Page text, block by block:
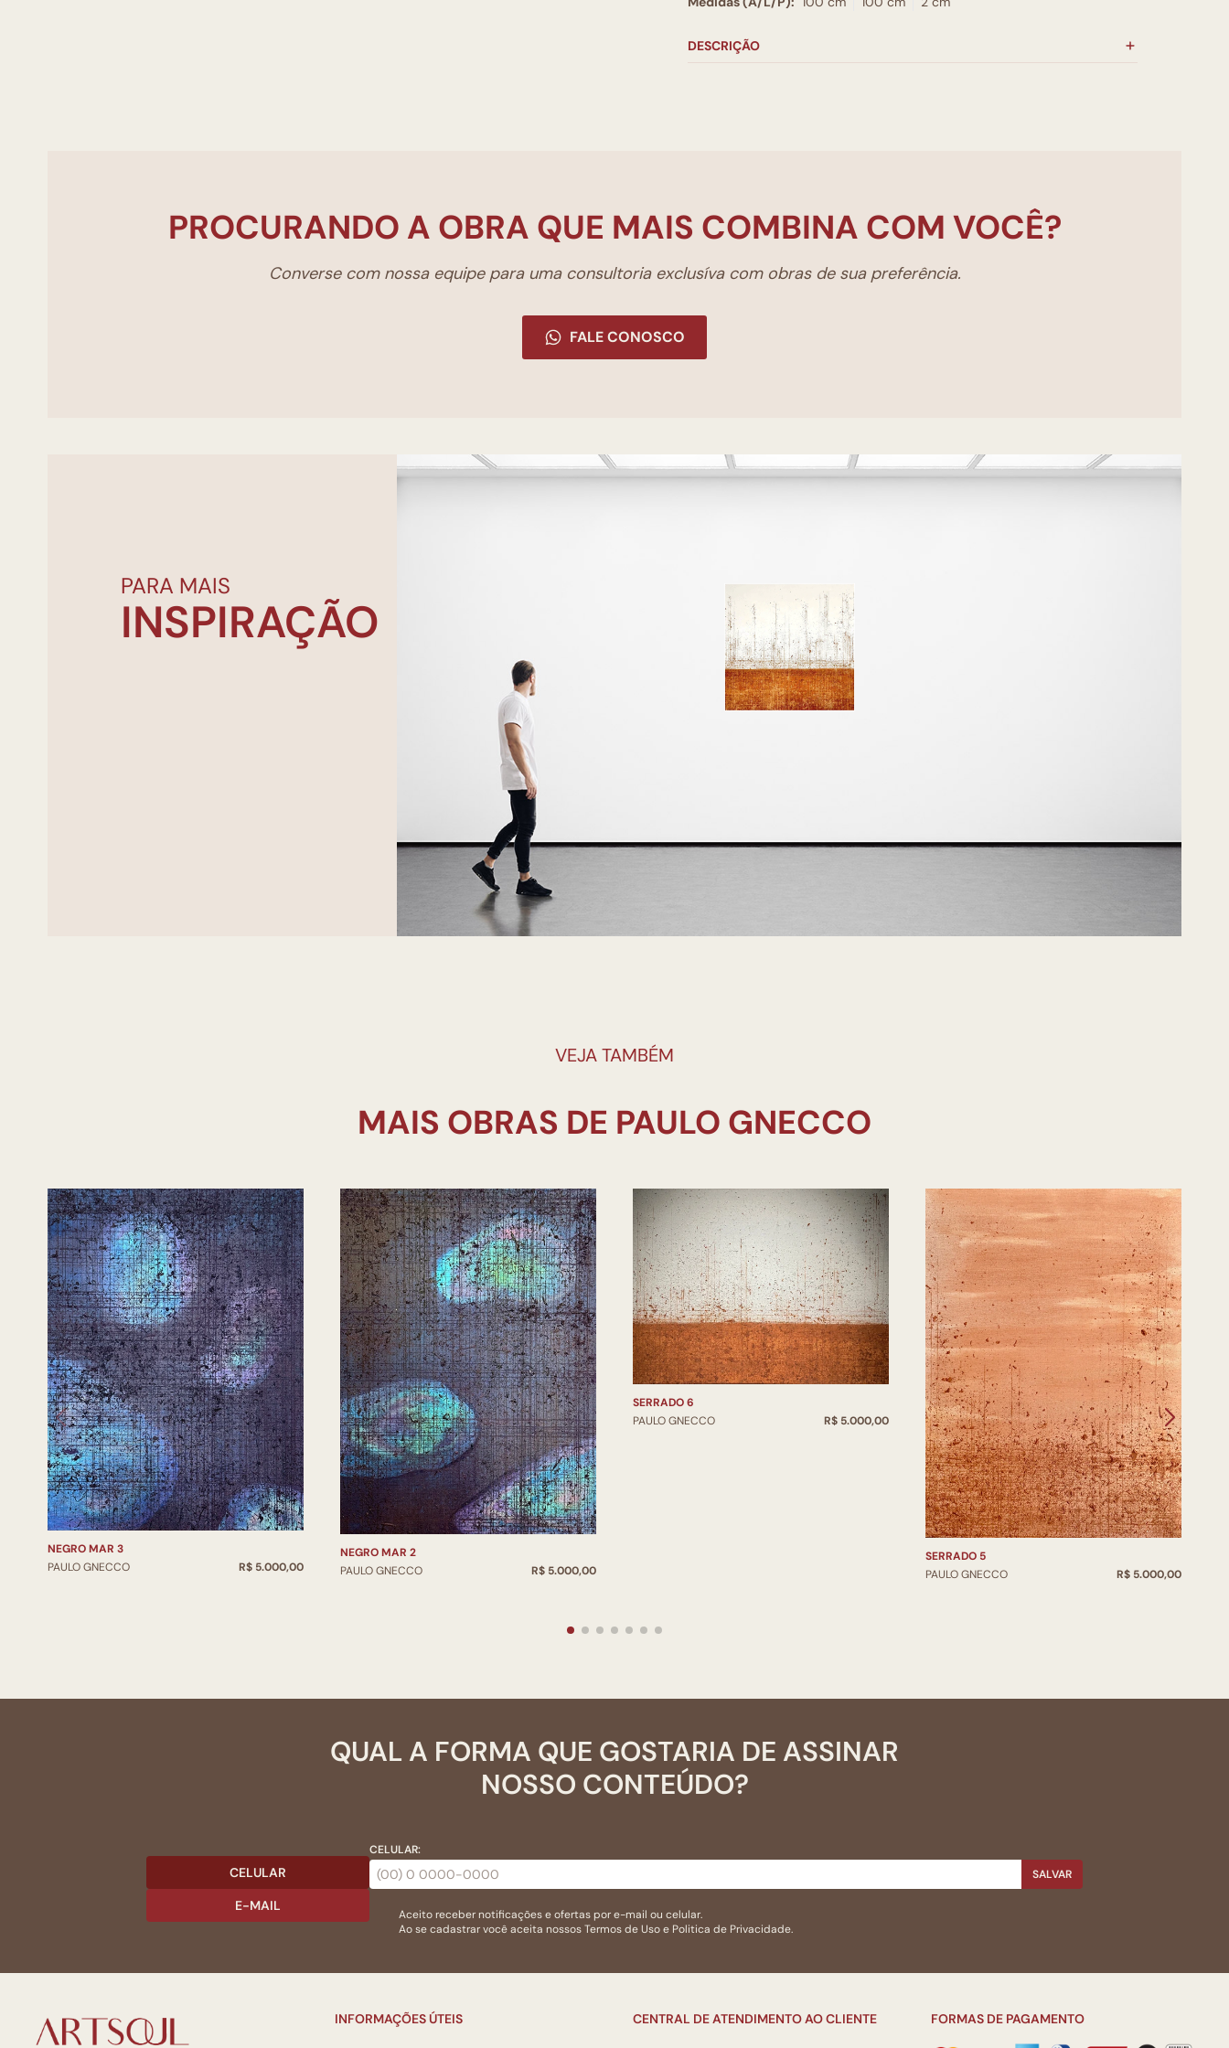
DESCRIÇÃO
PROCURANDO A OBRA QUE MAIS COMBINA COM VOCÊ?
Converse com nossa equipe para uma consultoria exclusíva com obras de sua preferência.
FALE CONOSCO
PARA MAIS
INSPIRAÇÃO
VEJA TAMBÉM
NEGRO MAR 3
PAULO GNECCO
R$ 5.000,00
NEGRO MAR 2
PAULO GNECCO
R$ 5.000,00
SERRADO 6
PAULO GNECCO
R$ 5.000,00
SERRADO 5
PAULO GNECCO
R$ 5.000,00
QUAL A FORMA QUE GOSTARIA DE ASSINAR
NOSSO CONTEÚDO?
CELULAR
E-MAIL
CELULAR:
SALVAR
Aceito receber notificações e ofertas por e-mail ou celular.
Ao se cadastrar você aceita nossosTermos de Usoe Politica de Privacidade.
INFORMAÇÕES ÚTEIS CENTRAL DE ATENDIMENTO AO CLIENTE FORMAS DE PAGAMENTO